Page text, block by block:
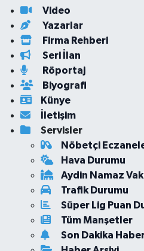
Video
Yazarlar
Firma Rehberi
Seri İlan
Röportaj
Biyografi
Künye
İletişim
Servisler
Nöbetçi
Hava Durumu
Aydin Namaz
Trafik Durumu
Süper Lig Puan
Tüm Manşetler
Son Dakika